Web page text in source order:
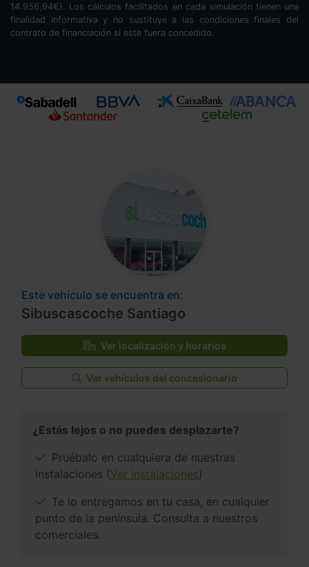
14.956,94€). Los cálculos facilitados en cada simulación tienen una
finalidad informativa y no sustituye a las condiciones finales del
contrato de financiación si este fuera concedido.
Este vehículo se encuentra en:
Sibuscascoche Santiago
Ver localización y horarios
Ver vehículos del concesionario
¿Estás lejos o no puedes desplazarte?
Pruébalo en cualquiera de nuestras
instalaciones (Ver instalaciones)
Te lo entregamos en tu casa, en cualquier
punto de la península. Consulta a nuestros
comerciales.